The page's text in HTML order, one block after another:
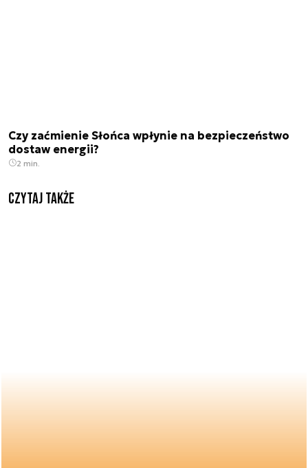
Czy zaćmienie Słońca wpłynie na bezpieczeństwo
dostaw energii?
2 min.
Czytaj także